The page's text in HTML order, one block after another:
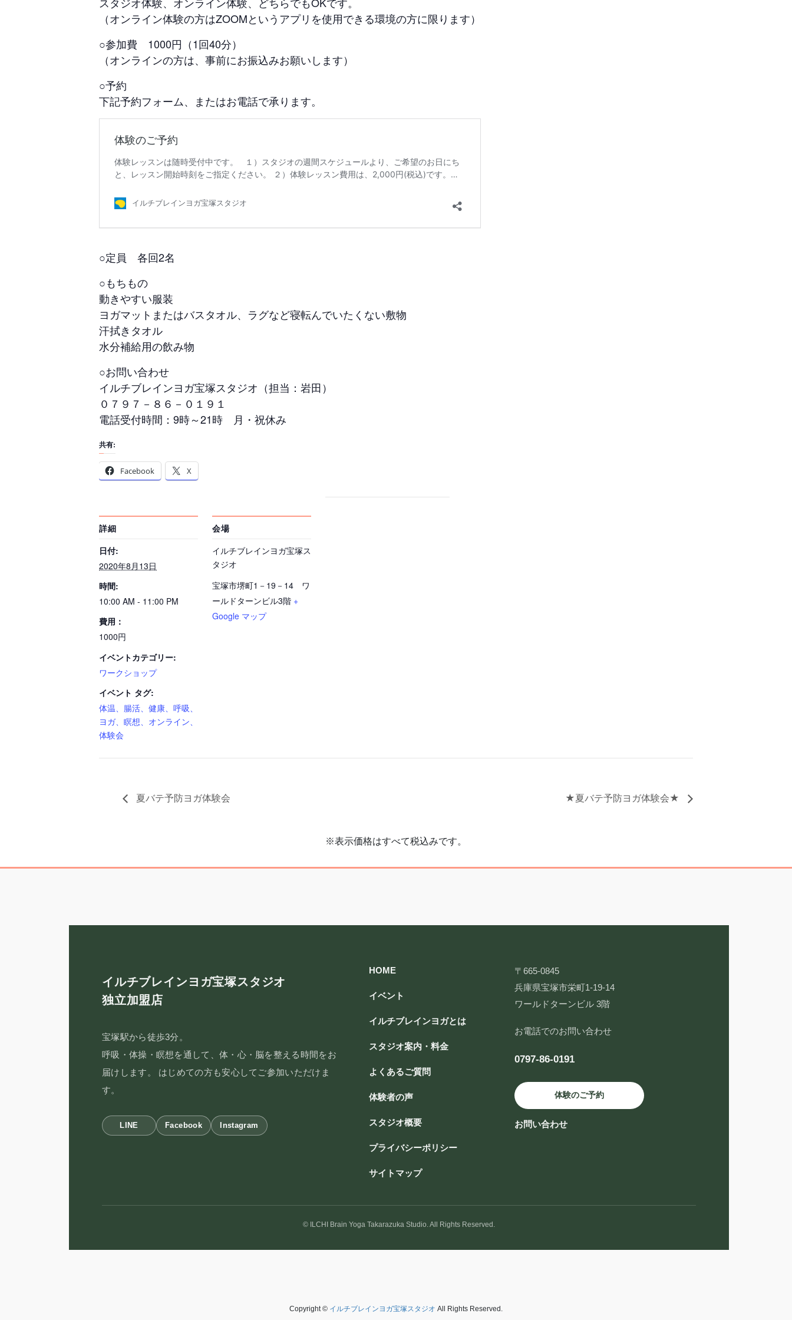
（オンライン体験の方はZOOMというアプリを使用できる環境の方に限ります）
○参加費 1000円（1回40分）
（オンラインの方は、事前にお振込みお願いします）
○予約
下記予約フォーム、またはお電話で承ります。
○定員 各回2名
○もちもの
動きやすい服装
ヨガマットまたはバスタオル、ラグなど寝転んでいたくない敷物
汗拭きタオル
水分補給用の飲み物
○お問い合わせ
イルチブレインヨガ宝塚スタジオ（担当：岩田）
０７９７－８６－０１９１
電話受付時間：9時～21時 月・祝休み
共有:
Facebook X
詳細
日付:
2020年8月13日
時間:
10:00 AM - 11:00 PM
費用：
1000円
イベントカテゴリー:
ワークショップ
イベント タグ:
体温、腸活、健康、呼吸、
ヨガ、瞑想、オンライン、
体験会
会場
イルチブレインヨガ宝塚ス
タジオ
宝塚市堺町1－19－14 ワ
ールドターンビル3階 +
Google マップ
夏バテ予防ヨガ体験会 ★夏バテ予防ヨガ体験会★
※表示価格はすべて税込みです。
イルチブレインヨガ宝塚スタジオ
独立加盟店
宝塚駅から徒歩3分。
呼吸・体操・瞑想を通して、体・心・脳を整える時間をお
届けします。 はじめての方も安心してご参加いただけま
す。
LINE Facebook Instagram
HOME
イベント
イルチブレインヨガとは
スタジオ案内・料金
よくあるご質問
体験者の声
スタジオ概要
プライバシーポリシー
サイトマップ
〒665-0845
兵庫県宝塚市栄町1-19-14
ワールドターンビル 3階
お電話でのお問い合わせ
0797-86-0191
体験のご予約
お問い合わせ
© ILCHI Brain Yoga Takarazuka Studio. All Rights Reserved.
Copyright © イルチブレインヨガ宝塚スタジオ All Rights Reserved.